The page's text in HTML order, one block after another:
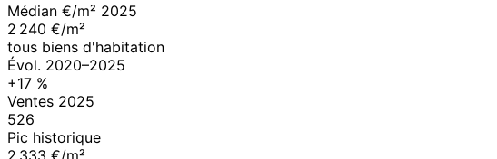
Médian €/m² 2025
2 240 €/m²
tous biens d'habitation
Évol. 2020–2025
+17 %
Ventes 2025
526
Pic historique
2 333 €/m²